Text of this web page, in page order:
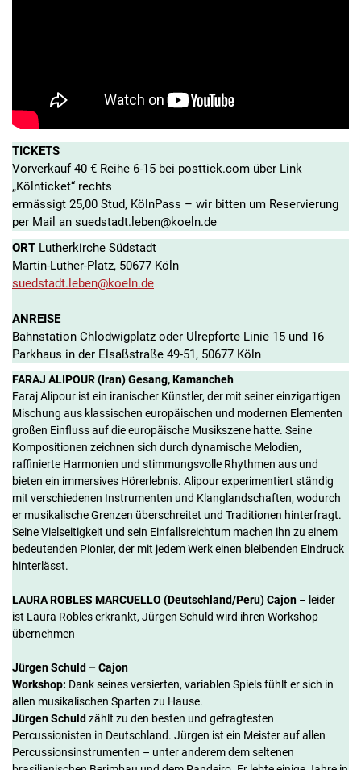
TICKETS
Vorverkauf 40 € Reihe 6-15 bei posttick.com über Link
„Kölnticket“ rechts
ermässigt 25,00 Stud, KölnPass – wir bitten um Reservierung
per Mail an suedstadt.leben@koeln.de
ORT Lutherkirche Südstadt
Martin-Luther-Platz, 50677 Köln
suedstadt.leben@koeln.de
ANREISE
Bahnstation Chlodwigplatz oder Ulrepforte Linie 15 und 16
Parkhaus in der Elsaßstraße 49-51, 50677 Köln
FARAJ ALIPOUR (Iran) Gesang, Kamancheh
Faraj Alipour ist ein iranischer Künstler, der mit seiner einzigartigen
Mischung aus klassischen europäischen und modernen Elementen
großen Einfluss auf die europäische Musikszene hatte. Seine
Kompositionen zeichnen sich durch dynamische Melodien,
raffinierte Harmonien und stimmungsvolle Rhythmen aus und
bieten ein immersives Hörerlebnis. Alipour experimentiert ständig
mit verschiedenen Instrumenten und Klanglandschaften, wodurch
er musikalische Grenzen überschreitet und Traditionen hinterfragt.
Seine Vielseitigkeit und sein Einfallsreichtum machen ihn zu einem
bedeutenden Pionier, der mit jedem Werk einen bleibenden Eindruck
hinterlässt.
LAURA ROBLES MARCUELLO (Deutschland/Peru) Cajon – leider
ist Laura Robles erkrankt, Jürgen Schuld wird ihren Workshop
übernehmen
Jürgen Schuld – Cajon
Workshop: Dank seines versierten, variablen Spiels fühlt er sich in
allen musikalischen Sparten zu Hause.
Jürgen Schuld zählt zu den besten und gefragtesten
Percussionisten in Deutschland. Jürgen ist ein Meister auf allen
Percussionsinstrumenten – unter anderem dem seltenen